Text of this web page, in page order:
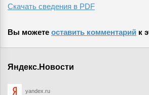
Скачать сведения в PDF
Вы можете оставить комментарий к
Яндекс.Новости
yandex.ru